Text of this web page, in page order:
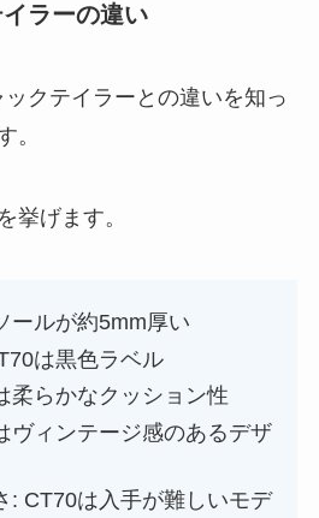
ラーの違い
クテイラーとの違いを知っ
。
挙げます。
ールが約5mm厚い
は黒色ラベル
柔らかなクッション性
ヴィンテージ感のあるデザ
: CT70は入手が難しいモデ